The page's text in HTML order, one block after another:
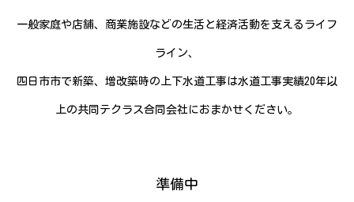
一般家庭や店舗、商業施設などの生活と経済活動を支えるライフ
ライン、
四日市市で新築、増改築時の上下水道工事は水道工事実績20年以
上の共同テクラス合同会社におまかせください。
準備中